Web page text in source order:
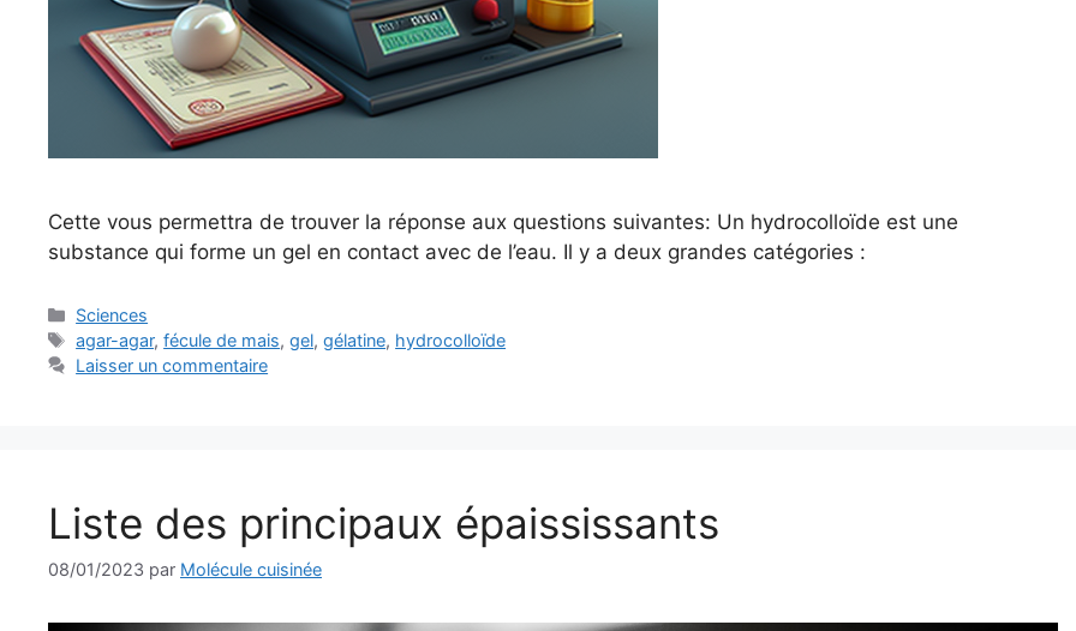
Cette vous permettra de trouver la réponse aux questions suivantes: Un hydrocolloïde est une
substance qui forme un gel en contact avec de l’eau. Il y a deux grandes catégories :
Catégories
Sciences
Étiquettes
agar-agar,fécule de mais,gel,gélatine, hydrocolloïde
Laisser un commentaire
Liste des principaux épaississants
08/01/2023 par Molécule cuisinée